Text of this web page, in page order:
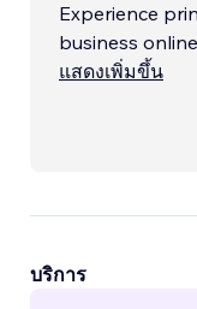
Experience
business
แสดงเพิ่มขึ้น
บริการ